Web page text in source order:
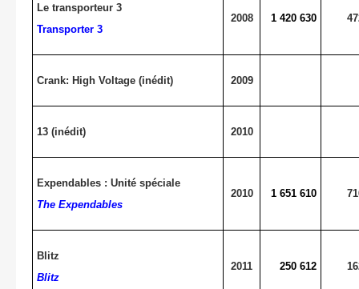
Le transporteur 3
Transporter 3
2008 1 420 630
Crank: High Voltage (inédit) 2009
13 (inédit) 2010
Expendables : Unité spéciale
The Expendables
2010 1 651 610
Blitz
Blitz
2011 250 612